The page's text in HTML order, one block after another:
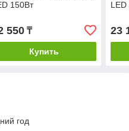
150Вт
550₸
Купить
23
год